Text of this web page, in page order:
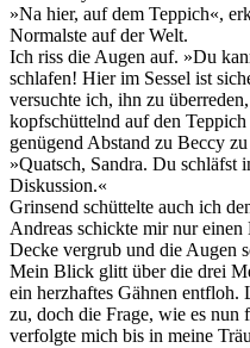
»Na hier, auf dem Teppich«,
Normalste auf der Welt.
Ich riss die Augen auf. »Du
schlafen! Hier im Sessel ist
versuchte ich, ihn zu
kopfschüttelnd auf den
genügend Abstand zu Beccy
»Quatsch, Sandra. Du schläfst
Diskussion.«
Grinsend schüttelte auch ich
Andreas schickte mir nur
Decke vergrub und die Augen
Mein Blick glitt über die drei
ein herzhaftes Gähnen entfloh.
zu, doch die Frage, wie es nun
verfolgte mich bis in meine